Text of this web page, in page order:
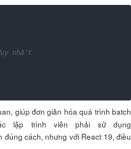
nhất
giúp đơn giản hóa quá trình batch
lập trình viên phải sử dụng
cách, nhưng với React 19, điều